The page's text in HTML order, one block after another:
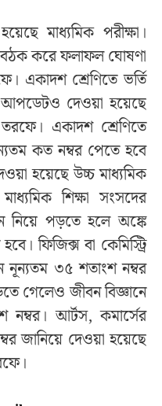
মাধ্যমিক পরীক্ষা।
করে ফলাফল ঘোষণা
একাদশ শ্রেণিতে ভর্তি
আপডেটও দেওয়া হয়েছে
একাদশ শ্রেণিতে
কত নম্বর পেতে হবে
হয়েছে উচ্চ মাধ্যমিক
শিক্ষা সংসদের
নিয়ে পড়তে হলে অঙ্কে
ফিজিক্স বা কেমিস্ট্রি
নূন্যতম ৩৫ শতাংশ নম্বর
গেলেও জীবন বিজ্ঞানে
আর্টস, কমার্সের
জানিয়ে দেওয়া হয়েছে